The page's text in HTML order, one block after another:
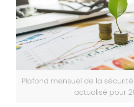
Plafond mensuel de la
actualisé pour